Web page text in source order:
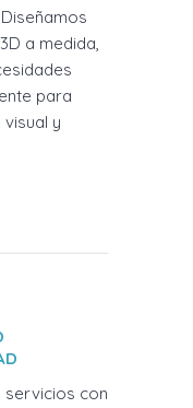
a medida,
para
y
servicios con